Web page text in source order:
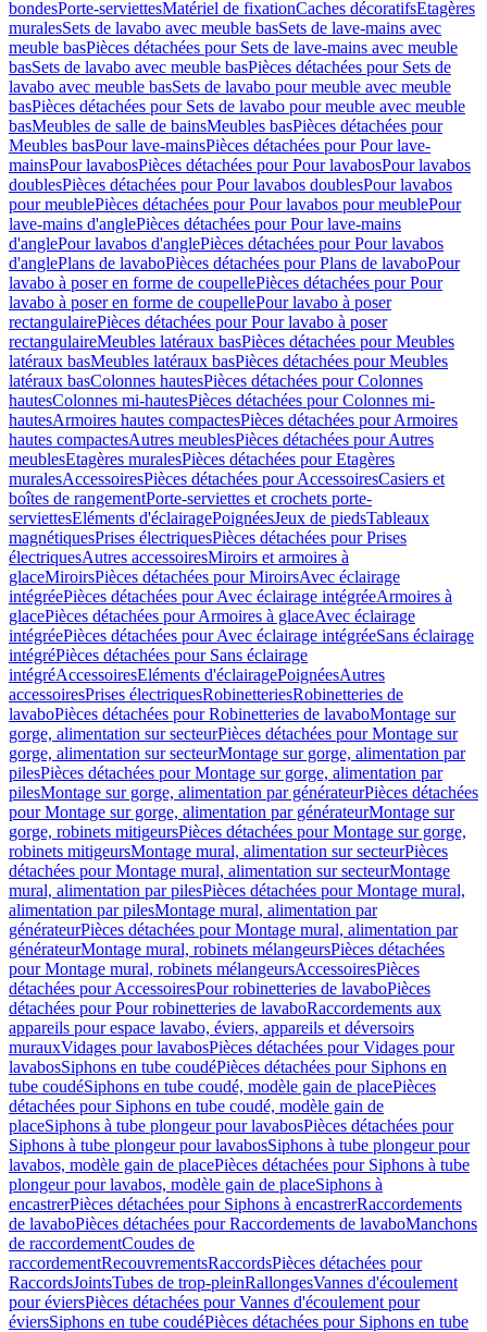
bondesPorte-serviettesMatériel de fixationCaches décoratifsEtagères
muralesSets de lavabo avec meuble basSets de lave-mains avec
meuble basPièces détachées pour Sets de lave-mains avec meuble
basSets de lavabo avec meuble basPièces détachées pour Sets de
lavabo avec meuble basSets de lavabo pour meuble avec meuble
basPièces détachées pour Sets de lavabo pour meuble avec meuble
basMeubles de salle de bainsMeubles basPièces détachées pour
Meubles basPour lave-mainsPièces détachées pour Pour lave-
mainsPour lavabosPièces détachées pour Pour lavabosPour lavabos
doublesPièces détachées pour Pour lavabos doublesPour lavabos
pour meublePièces détachées pour Pour lavabos pour meublePour
lave-mains d'anglePièces détachées pour Pour lave-mains
d'anglePour lavabos d'anglePièces détachées pour Pour lavabos
d'anglePlans de lavaboPièces détachées pour Plans de lavaboPour
lavabo à poser en forme de coupellePièces détachées pour Pour
lavabo à poser en forme de coupellePour lavabo à poser
rectangulairePièces détachées pour Pour lavabo à poser
rectangulaireMeubles latéraux basPièces détachées pour Meubles
latéraux basMeubles latéraux basPièces détachées pour Meubles
latéraux basColonnes hautesPièces détachées pour Colonnes
hautesColonnes mi-hautesPièces détachées pour Colonnes mi-
hautesArmoires hautes compactesPièces détachées pour Armoires
hautes compactesAutres meublesPièces détachées pour Autres
meublesEtagères muralesPièces détachées pour Etagères
muralesAccessoiresPièces détachées pour AccessoiresCasiers et
boîtes de rangementPorte-serviettes et crochets porte-
serviettesEléments d'éclairagePoignéesJeux de piedsTableaux
magnétiquesPrises électriquesPièces détachées pour Prises
électriquesAutres accessoiresMiroirs et armoires à
glaceMiroirsPièces détachées pour MiroirsAvec éclairage
intégréePièces détachées pour Avec éclairage intégréeArmoires à
glacePièces détachées pour Armoires à glaceAvec éclairage
intégréePièces détachées pour Avec éclairage intégréeSans éclairage
intégréPièces détachées pour Sans éclairage
intégréAccessoiresEléments d'éclairagePoignéesAutres
accessoiresPrises électriquesRobinetteriesRobinetteries de
lavaboPièces détachées pour Robinetteries de lavaboMontage sur
gorge, alimentation sur secteurPièces détachées pour Montage sur
gorge, alimentation sur secteurMontage sur gorge, alimentation par
pilesPièces détachées pour Montage sur gorge, alimentation par
pilesMontage sur gorge, alimentation par générateurPièces détachées
pour Montage sur gorge, alimentation par générateurMontage sur
gorge, robinets mitigeursPièces détachées pour Montage sur gorge,
robinets mitigeursMontage mural, alimentation sur secteurPièces
détachées pour Montage mural, alimentation sur secteurMontage
mural, alimentation par pilesPièces détachées pour Montage mural,
alimentation par pilesMontage mural, alimentation par
générateurPièces détachées pour Montage mural, alimentation par
générateurMontage mural, robinets mélangeursPièces détachées
pour Montage mural, robinets mélangeursAccessoiresPièces
détachées pour AccessoiresPour robinetteries de lavaboPièces
détachées pour Pour robinetteries de lavaboRaccordements aux
appareils pour espace lavabo, éviers, appareils et déversoirs
murauxVidages pour lavabosPièces détachées pour Vidages pour
lavabosSiphons en tube coudéPièces détachées pour Siphons en
tube coudéSiphons en tube coudé, modèle gain de placePièces
détachées pour Siphons en tube coudé, modèle gain de
placeSiphons à tube plongeur pour lavabosPièces détachées pour
Siphons à tube plongeur pour lavabosSiphons à tube plongeur pour
lavabos, modèle gain de placePièces détachées pour Siphons à tube
plongeur pour lavabos, modèle gain de placeSiphons à
encastrerPièces détachées pour Siphons à encastrerRaccordements
de lavaboPièces détachées pour Raccordements de lavaboManchons
de raccordementCoudes de
raccordementRecouvrementsRaccordsPièces détachées pour
RaccordsJointsTubes de trop-pleinRallongesVannes d'écoulement
pour éviersPièces détachées pour Vannes d'écoulement pour
éviersSiphons en tube coudéPièces détachées pour Siphons en tube